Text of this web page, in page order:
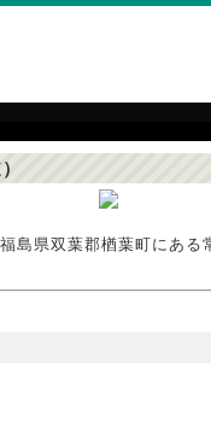
島県双葉郡楢葉町にある